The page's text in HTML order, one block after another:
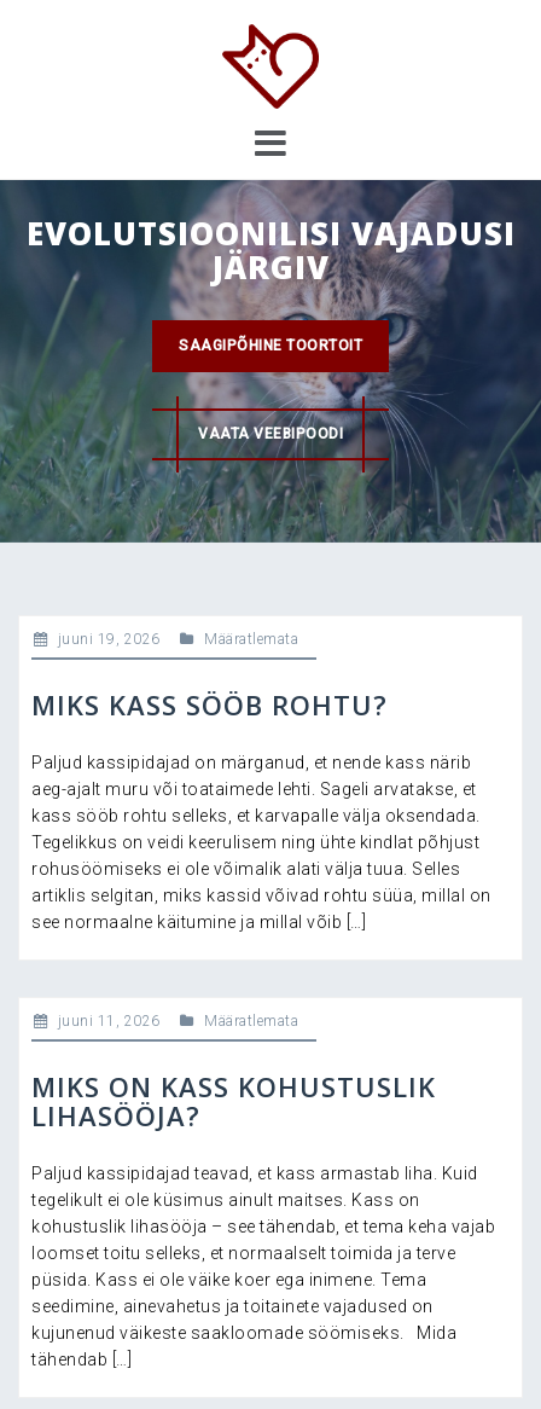
EVOLUTSIOONILISI VAJADUSI
JÄRGIV
SAAGIPÕHINE TOORTOIT
VAATA VEEBIPOODI
juuni 19, 2026 Määratlemata
MIKS KASS SÖÖB ROHTU?
Paljud kassipidajad on märganud, et nende kass närib
aeg-ajalt muru või toataimede lehti. Sageli arvatakse, et
kass sööb rohtu selleks, et karvapalle välja oksendada.
Tegelikkus on veidi keerulisem ning ühte kindlat põhjust
rohusöömiseks ei ole võimalik alati välja tuua. Selles
artiklis selgitan, miks kassid võivad rohtu süüa, millal on
see normaalne käitumine ja millal võib […]
juuni 11, 2026 Määratlemata
MIKS ON KASS KOHUSTUSLIK
LIHASÖÖJA?
Paljud kassipidajad teavad, et kass armastab liha. Kuid
tegelikult ei ole küsimus ainult maitses. Kass on
kohustuslik lihasööja – see tähendab, et tema keha vajab
loomset toitu selleks, et normaalselt toimida ja terve
püsida. Kass ei ole väike koer ega inimene. Tema
seedimine, ainevahetus ja toitainete vajadused on
kujunenud väikeste saakloomade söömiseks. Mida
tähendab […]